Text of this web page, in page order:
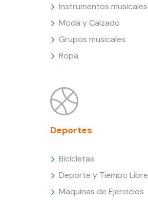
Instrumentos musicales
Moda y Calzado
Grupos musicales
Ropa
Deportes
Bicicletas
Deporte y Tiempo Libre
Maquinas de Ejercicios